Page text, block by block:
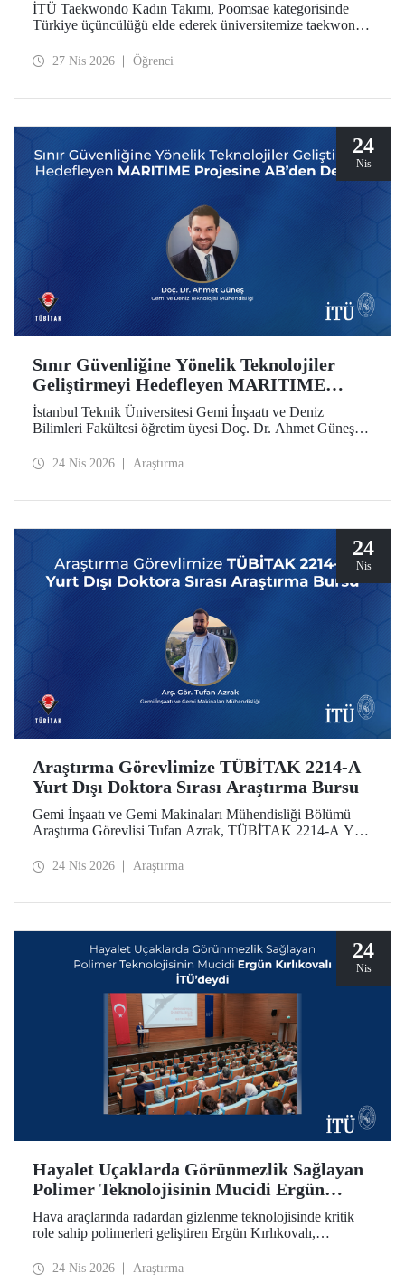
İTÜ Taekwondo Kadın Takımı, Poomsae kategorisinde
Türkiye üçüncülüğü elde ederek üniversitemize taekwondo
27 Nis 2026 Öğrenci
24
Nis
Sınır Güvenliğine Yönelik Teknolojiler
Geliştirmeyi Hedefleyen MARITIME
Projesine AB’den Destek
İstanbul Teknik Üniversitesi Gemi İnşaatı ve Deniz
Bilimleri Fakültesi öğretim üyesi Doç. Dr. Ahmet Güneş’in
Avrupa Programı kapsamında destek almaya hak kazandı.
24 Nis 2026 Araştırma
24
Nis
Araştırma Görevlimize TÜBİTAK 2214-A
Yurt Dışı Doktora Sırası Araştırma Bursu
Gemi İnşaatı ve Gemi Makinaları Mühendisliği Bölümü
Araştırma Görevlisi Tufan Azrak, TÜBİTAK 2214-A Yurt
desteklenmeye hak kazandı.
24 Nis 2026 Araştırma
24
Nis
Hayalet Uçaklarda Görünmezlik Sağlayan
Polimer Teknolojisinin Mucidi Ergün
Kırlıkovalı, İTÜ’deydi
Hava araçlarında radardan gizlenme teknolojisinde kritik
role sahip polimerleri geliştiren Ergün Kırlıkovalı,
İTÜ’lülerle bir araya geldi.
24 Nis 2026 Araştırma